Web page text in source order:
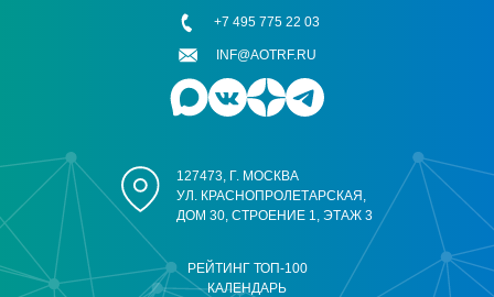
РЕЙТИНГ ТОП-100
КАЛЕНДАРЬ
127473, Г. МОСКВА
УЛ. КРАСНОПРОЛЕТАРСКАЯ,
ДОМ 30, СТРОЕНИЕ 1, ЭТАЖ 3
+7 495 775 22 03
INF@AOTRF.RU